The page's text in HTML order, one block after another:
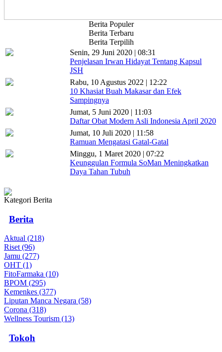
Berita Populer
Berita Terbaru
Berita Terpilih
Senin, 29 Juni 2020 | 08:31
Penjelasan Irwan Hidayat Tentang Kapsul
JSH
Rabu, 10 Agustus 2022 | 12:22
10 Khasiat Buah Makasar dan Efek
Sampingnya
Jumat, 5 Juni 2020 | 11:03
Daftar Obat Modern Asli Indonesia April 2020
Jumat, 10 Juli 2020 | 11:58
Ramuan Mengatasi Gatal-Gatal
Minggu, 1 Maret 2020 | 07:22
Keunggulan Formula SoMan Meningkatkan
Daya Tahan Tubuh
Kategori Berita
Berita
Aktual (218)
Riset (96)
Jamu (277)
OHT (1)
FitoFarmaka (10)
BPOM (295)
Kemenkes (377)
Liputan Manca Negara (58)
Corona (318)
Wellness Tourism (13)
Tokoh